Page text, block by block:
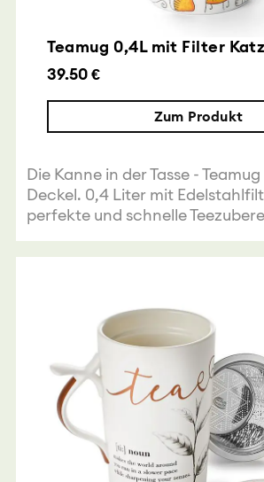
Teamug 0,4L mit Filter
39.50 €
Zum Produkt
Die Kanne in der Tasse -
Deckel. 0,4 Liter mit
perfekte und schnelle